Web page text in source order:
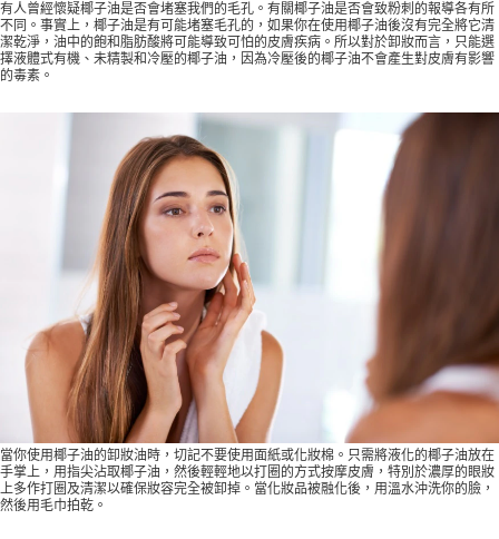
有人曾經懷疑椰子油是否會堵塞我們的毛孔。有關椰子油是否會致粉刺的報導各有所
不同。事實上，椰子油是有可能堵塞毛孔的，如果你在使用椰子油後沒有完全將它清
潔乾淨，油中的飽和脂肪酸將可能導致可怕的皮膚疾病。所以對於卸妝而言，只能選
擇液體式有機、未精製和冷壓的椰子油，因為冷壓後的椰子油不會產生對皮膚有影響
的毒素。
當你使用椰子油的卸妝油時，切記不要使用面紙或化妝棉。只需將液化的椰子油放在
手掌上，用指尖沾取椰子油，然後輕輕地以打圈的方式按摩皮膚，特別於濃厚的眼妝
上多作打圈及清潔以確保妝容完全被卸掉。當化妝品被融化後，用溫水沖洗你的臉，
然後用毛巾拍乾。